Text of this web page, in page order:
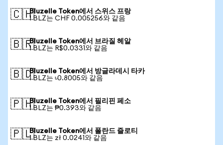
🇨🇭Bluzelle Token에서 스위스 프랑
1 BLZ는 CHF 0.005256와 같음
🇧🇷Bluzelle Token에서 브라질 헤알
1 BLZ는 R$0.0331와 같음
🇧🇩Bluzelle Token에서 방글라데시 타카
1 BLZ는 ৳0.8005와 같음
🇵🇭Bluzelle Token에서 필리핀 페소
1 BLZ는 ₱0.393와 같음
🇵🇱Bluzelle Token에서 폴란드 즐로티
1 BLZ는 zł 0.0241와 같음